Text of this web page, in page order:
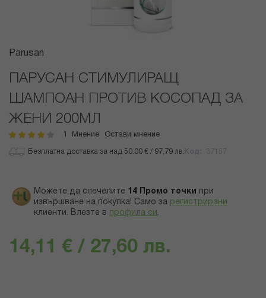
Преминете
началото
галерия
със
снимки
Parusan
ПАРУСАН СТИМУЛИРАЩ
ШАМПОАН ПРОТИВ КОСОПАД ЗА
ЖЕНИ 200МЛ
рейтинг:
Мнение Остави мнение
Безплатна доставка за над 50.00 € / 97,79 лв.
Можете да спечелите 14 Промо точки
при
извършване на покупка! Само за регистрирани
клиенти. Влезте в профила си .
14,11 € / 27,60 лв.